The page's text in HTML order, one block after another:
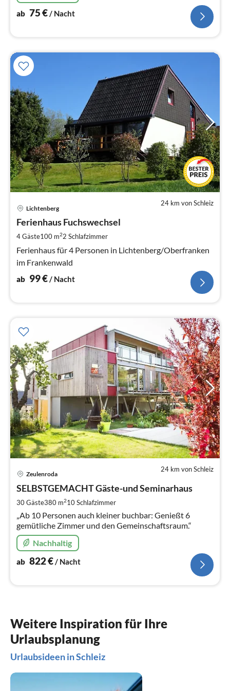
ab 75€/ Nacht
24 km von Schleiz
Lichtenberg
Ferienhaus Fuchswechsel
4 Gäste100 m22 Schlafzimmer
Ferienhaus für 4 Personen in Lichtenberg/Oberfranken
im Frankenwald
ab 99€/ Nacht
24 km von Schleiz
Zeulenroda
SELBSTGEMACHT Gäste-und Seminarhaus
30 Gäste380 m210Schlafzimmer
„Ab 10 Personen auch kleiner buchbar: Genießt 6
gemütliche Zimmer und den Gemeinschaftsraum.“
Nachhaltig
ab 822€ / Nacht
Weitere Inspiration für Ihre
Urlaubsplanung
Urlaubsideen in Schleiz